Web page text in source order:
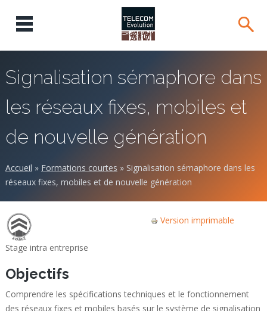
Signalisation sémaphore dans
les réseaux fixes, mobiles et
de nouvelle génération
Accueil » Formations courtes » Signalisation sémaphore dans les
réseaux fixes, mobiles et de nouvelle génération
Version imprimable
Stage intra entreprise
Objectifs
Comprendre les spécifications techniques et le fonctionnement
des réseaux fixes et mobiles basés sur le système de signalisation